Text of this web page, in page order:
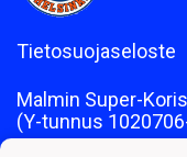
Tietosuojaseloste
Malmin Super-
(Y-tunnus